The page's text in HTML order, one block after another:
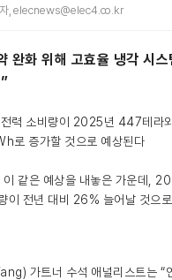
, elecnews@elec4.co.kr
완화 위해 고효율 냉각 시스
전력 소비량이 2025년 447테라
로 증가할 것으로 예상된다
같은 예상을 내놓은 가운데,
이 전년 대비 26% 늘어날 것으
가트너 수석 애널리스트는 “